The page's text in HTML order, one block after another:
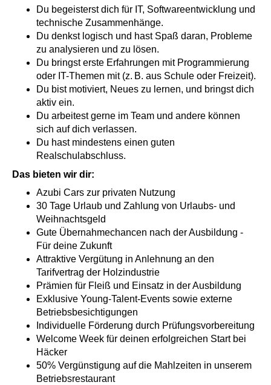
Du begeisterst dich für IT, Softwareentwicklung und
technische Zusammenhänge.
Du denkst logisch und hast Spaß daran, Probleme
zu analysieren und zu lösen.
Du bringst erste Erfahrungen mit Programmierung
oder IT-Themen mit (z. B. aus Schule oder Freizeit).
Du bist motiviert, Neues zu lernen, und bringst dich
aktiv ein.
Du arbeitest gerne im Team und andere können
sich auf dich verlassen.
Du hast mindestens einen guten
Realschulabschluss.
Das bieten wir dir:
Azubi Cars zur privaten Nutzung
30 Tage Urlaub und Zahlung von Urlaubs- und
Weihnachtsgeld
Gute Übernahmechancen nach der Ausbildung -
Für deine Zukunft
Attraktive Vergütung in Anlehnung an den
Tarifvertrag der Holzindustrie
Prämien für Fleiß und Einsatz in der Ausbildung
Exklusive Young-Talent-Events sowie externe
Betriebsbesichtigungen
Individuelle Förderung durch Prüfungsvorbereitung
Welcome Week für deinen erfolgreichen Start bei
Häcker
50% Vergünstigung auf die Mahlzeiten in unserem
Betriebsrestaurant